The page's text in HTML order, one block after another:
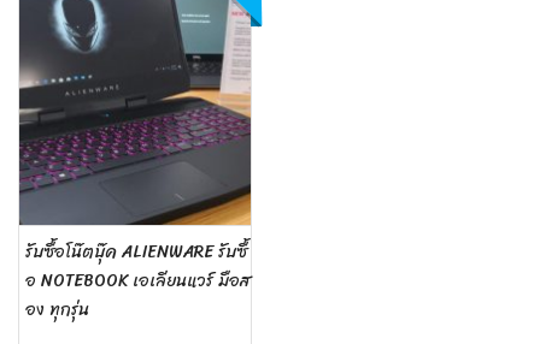
รับซื้อโน๊ตบุ๊ค ALIENWARE รับซื้
อ NOTEBOOK เอเลียนแวร์ มือส
อง ทุกรุ่น